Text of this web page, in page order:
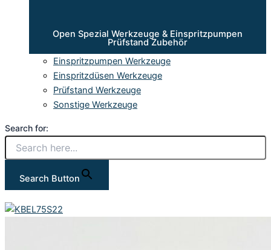
Open Spezial Werkzeuge & Einspritzpumpen
Prüfstand Zubehör
Einspritzpumpen Werkzeuge
Einspritzdüsen Werkzeuge
Prüfstand Werkzeuge
Sonstige Werkzeuge
Search for:
Search Button